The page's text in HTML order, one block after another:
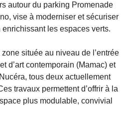
autour du parking Promenade
vise à moderniser et sécuriser
enrichissant les espaces verts.
située au niveau de l’entrée
d’art contemporain (Mamac) et
tous deux actuellement
travaux permettent d’offrir à la
plus modulable, convivial